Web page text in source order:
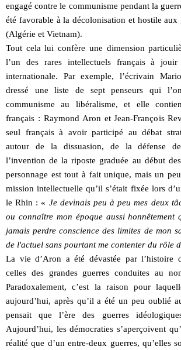
engagé contre le communisme pendant la
été favorable à la décolonisation et hostile aux
(Algérie et Vietnam).
Tout cela lui confère une dimension
l’un des rares intellectuels français à jouir
internationale. Par exemple, l’écrivain
dressé une liste de sept penseurs qui
communisme au libéralisme, et elle
français : Raymond Aron et Jean-François
seul français à avoir participé au débat
autour de la dissuasion, de la défense
l’invention de la riposte graduée au début
personnage est tout à fait unique, mais un
mission intellectuelle qu’il s’était fixée lors
le Rhin : « Je devinais peu à peu mes deux
ou connaître mon époque aussi honnêtement
jamais perdre conscience des limites de mon
de l'actuel sans pourtant me contenter du rôle
La vie d’Aron a été dévastée par l’histoire
celles des grandes guerres conduites au
Paradoxalement, c’est la raison pour
aujourd’hui, après qu’il a été un peu oublié
pensait que l’ère des guerres
Aujourd’hui, les démocraties s’aperçoivent
réalité que d’un entre-deux guerres, qu’elles